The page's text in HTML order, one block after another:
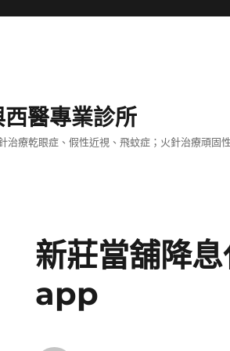
醫專業診所
治療乾眼症、假性近視、飛蚊症；火針治療頑固
新莊當舖降
app